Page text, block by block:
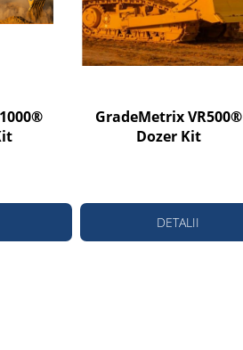
GradeMetrix VR500®
Dozer Kit
DETALII